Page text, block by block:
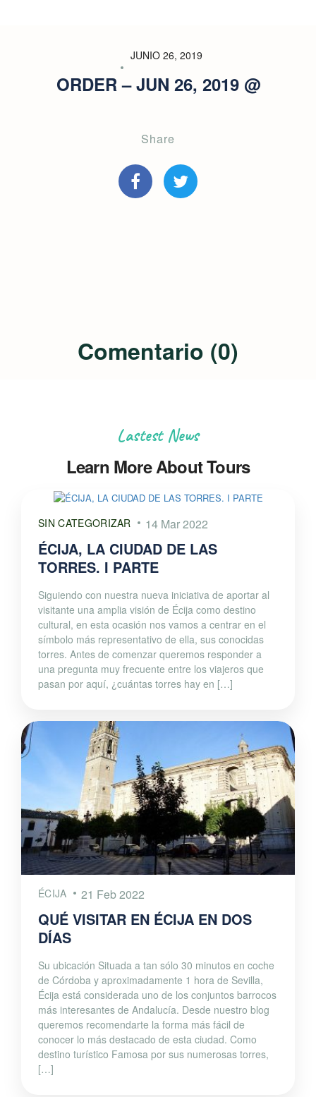
JUNIO 26, 2019
ORDER – JUN 26, 2019 @
Share
Comentario (0)
Lastest News
Learn More About Tours
SIN CATEGORIZAR 14 Mar 2022
ÉCIJA, LA CIUDAD DE LAS
TORRES. I PARTE
Siguiendo con nuestra nueva iniciativa de aportar al
visitante una amplia visión de Écija como destino
cultural, en esta ocasión nos vamos a centrar en el
símbolo más representativo de ella, sus conocidas
torres. Antes de comenzar queremos responder a
una pregunta muy frecuente entre los viajeros que
pasan por aquí, ¿cuántas torres hay en […]
ÉCIJA 21 Feb 2022
QUÉ VISITAR EN ÉCIJA EN DOS
DÍAS
Su ubicación Situada a tan sólo 30 minutos en coche
de Córdoba y aproximadamente 1 hora de Sevilla,
Écija está considerada uno de los conjuntos barrocos
más interesantes de Andalucía. Desde nuestro blog
queremos recomendarte la forma más fácil de
conocer lo más destacado de esta ciudad. Como
destino turístico Famosa por sus numerosas torres,
[…]